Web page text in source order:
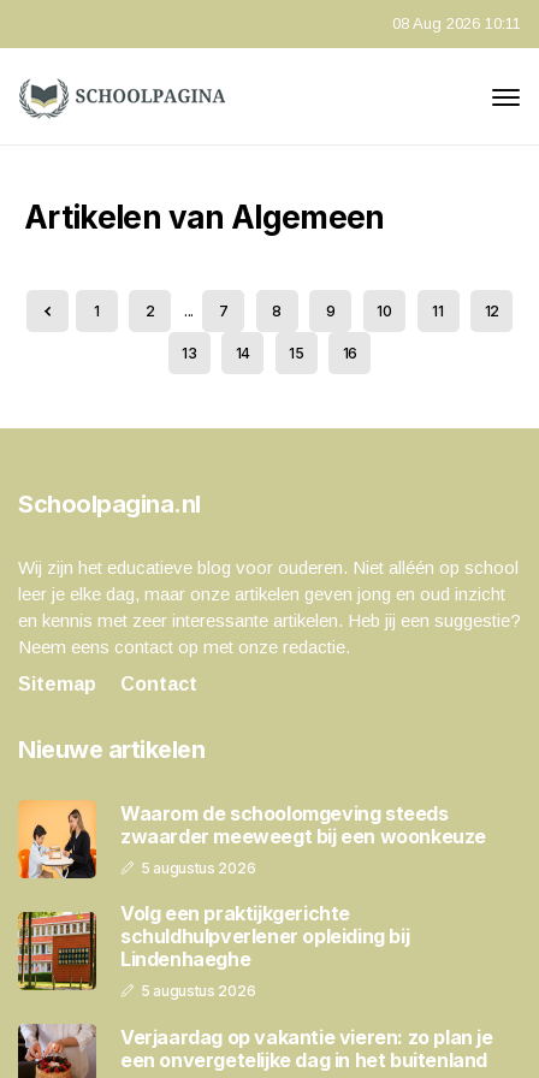
08 Aug 2026 10:11
Artikelen van Algemeen
1 2 ... 7 8 9 10 11 12
13 14 15 16
Schoolpagina.nl
Wij zijn het educatieve blog voor ouderen. Niet alléén op school
leer je elke dag, maar onze artikelen geven jong en oud inzicht
en kennis met zeer interessante artikelen. Heb jij een suggestie?
Neem eens contact op met onze redactie.
Sitemap
Contact
Nieuwe artikelen
Waarom de schoolomgeving steeds
zwaarder meeweegt bij een woonkeuze
5 augustus 2026
Volg een praktijkgerichte
schuldhulpverlener opleiding bij
Lindenhaeghe
5 augustus 2026
Verjaardag op vakantie vieren: zo plan je
een onvergetelijke dag in het buitenland